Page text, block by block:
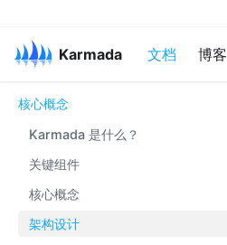
Karmada 文档 博客
核心概念
Karmada 是什么？
关键组件
核心概念
架构设计